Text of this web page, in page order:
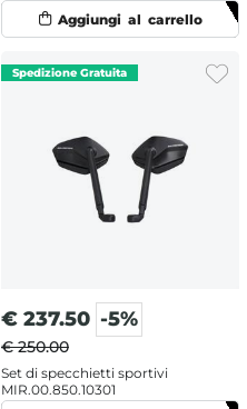
€ 237.50 -5%
€ 250.00
Set di specchietti sportivi
MIR.00.850.10301